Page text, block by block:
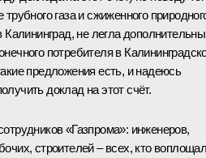
газа и сжиженного
Калининград, не легла
потребителя в
предложения есть, и надеюсь
доклад на этот счёт.
«Газпрома»: инженеров,
строителей – всех, кто